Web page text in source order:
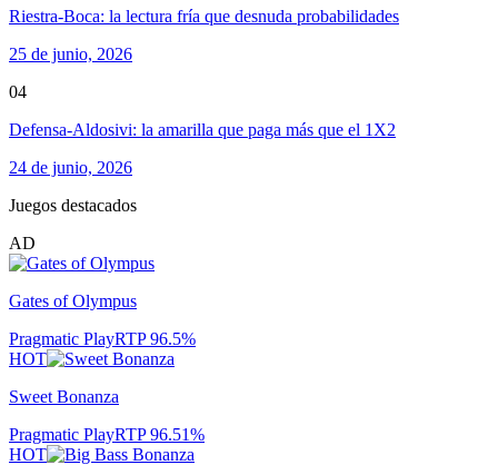
Riestra-Boca: la lectura fría que desnuda probabilidades
25 de junio, 2026
04
Defensa-Aldosivi: la amarilla que paga más que el 1X2
24 de junio, 2026
Juegos destacados
AD
Gates of Olympus
Pragmatic PlayRTP96.5%
HOT
Sweet Bonanza
Pragmatic PlayRTP96.51%
HOT